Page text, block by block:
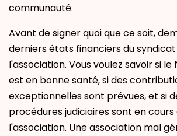
communauté.
Avant de signer quoi que ce soit,
derniers états financiers du
l'association. Vous voulez savoir si
est en bonne santé, si des
exceptionnelles sont prévues, et si
procédures judiciaires sont en cours
l'association. Une association mal